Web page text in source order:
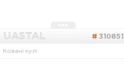
UASTAL 310851
Ковані кулі